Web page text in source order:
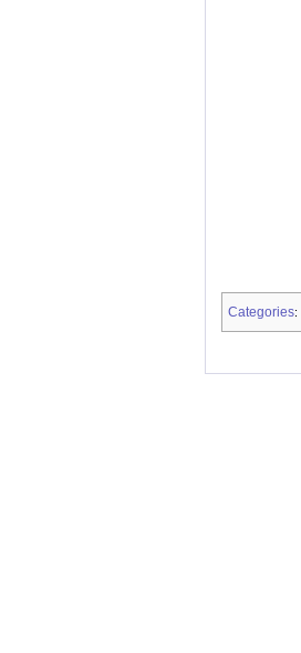
Categories: